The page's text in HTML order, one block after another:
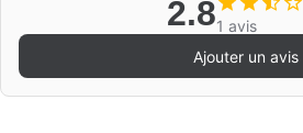
2.81 avis
Ajouter un avis